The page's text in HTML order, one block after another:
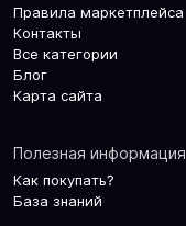
Правила маркетплейса
Контакты
Все категории
Блог
Карта сайта
Полезная информация
Как покупать?
База знаний